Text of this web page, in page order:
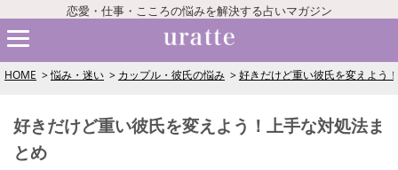
恋愛・仕事・こころの悩みを解決する占いマガジン
HOME 悩み・迷い カップル・彼氏の悩み 好きだけど重い彼氏を変えよう
好きだけど重い彼氏を変えよう！上手な対処法ま
とめ